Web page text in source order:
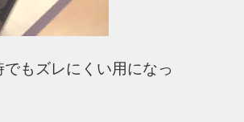
もズレにくい用になっ